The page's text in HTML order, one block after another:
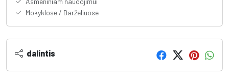
Mokyklose / Darželiuose
dalintis